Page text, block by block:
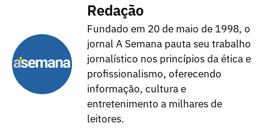
Redação
Fundado em 20 de maio de 1998, o
jornal A Semana pauta seu trabalho
jornalístico nos princípios da ética e
profissionalismo, oferecendo
informação, cultura e
entretenimento a milhares de
leitores.